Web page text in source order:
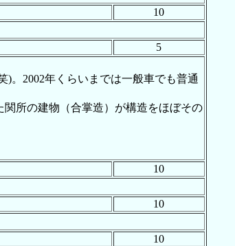
10
5
。2002年くらいまでは一般車でも普通
所の建物（合掌造）が構造をほぼその
10
10
10